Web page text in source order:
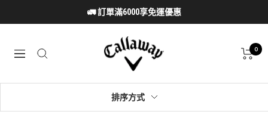
🚛 訂單滿6000享免運優惠
導
Callaway
Taiwan
0
排序方式